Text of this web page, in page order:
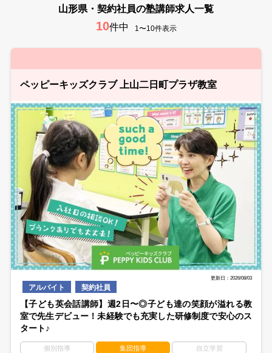
山形県・契約社員の塾講師求人一覧
10件中 1〜10件表示
ペッピーキッズクラブ 上山二日町プラザ教室
更新日：2026/08/03
アルバイト 契約社員
【子ども英会話講師】週2日〜◎子ども達の笑顔が溢れる教
室で先生デビュー！未経験でも充実した研修制度で安心のス
タート♪
個別指導 集団指導 自立学習